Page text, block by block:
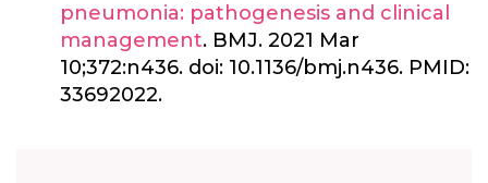
pneumonia: pathogenesis and clinical
management. BMJ. 2021 Mar
10;372:n436. doi: 10.1136/bmj.n436. PMID:
33692022.